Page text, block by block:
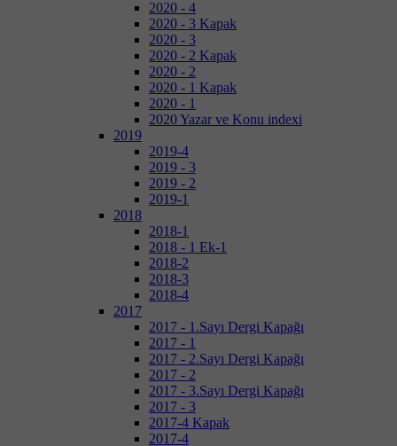
2020 - 4
2020 - 3 Kapak
2020 - 3
2020 - 2 Kapak
2020 - 2
2020 - 1 Kapak
2020 - 1
2020 Yazar ve Konu indexi
2019
2019-4
2019 - 3
2019 - 2
2019-1
2018
2018-1
2018 - 1 Ek-1
2018-2
2018-3
2018-4
2017
2017 - 1.Sayı Dergi Kapağı
2017 - 1
2017 - 2.Sayı Dergi Kapağı
2017 - 2
2017 - 3.Sayı Dergi Kapağı
2017 - 3
2017-4 Kapak
2017-4